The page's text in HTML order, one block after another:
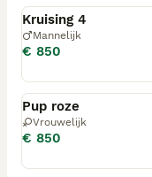
Kruising 4
Mannelijk
€ 850
Gereserveerd
Pup roze
Vrouwelijk
€ 850
Geplaatst